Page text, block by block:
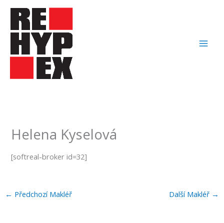
Přeskočit
obsah
Helena Kyselová
[softreal-broker id=32]
← Předchozí Makléř Další Makléř →